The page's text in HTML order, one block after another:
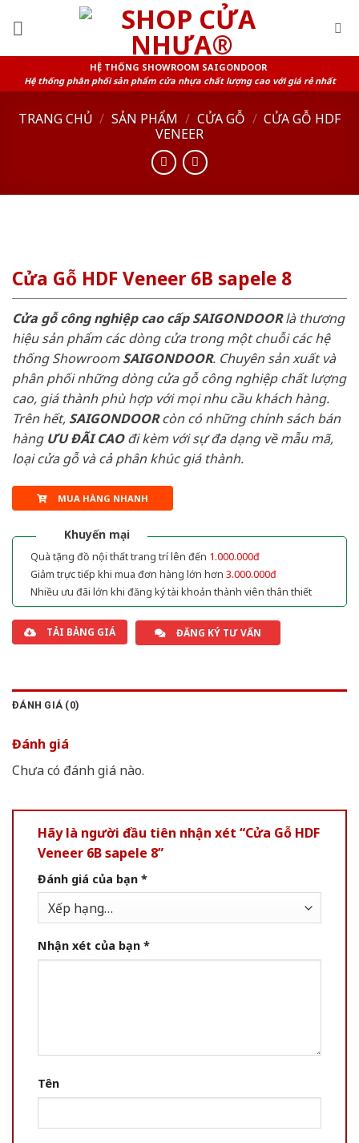
HỆ THỐNG SHOWROOM SAIGONDOOR
Hệ thống phân phối sản phẩm cửa nhựa chất lượng cao với giá rẻ nhất
TRANG CHỦ / SẢN PHẨM / CỬA GỖ / CỬA GỖ HDF
VENEER
Cửa Gỗ HDF Veneer 6B sapele 8
Cửa gỗ công nghiệp cao cấp SAIGONDOORlà thương
hiệu sản phẩm các dòng cửa trong một chuỗi các hệ
thống ShowroomSAIGONDOOR. Chuyên sản xuất và
phân phối những dòng cửa gỗ công nghiệp chất lượng
cao, giá thành phù hợp với mọi nhu cầu khách hàng.
Trên hết, SAIGONDOORcòn có những chính sách bán
hàng ƯU ĐÃI CAOđi kèm với sự đa dạng về mẫu mã,
loại cửa gỗ và cả phân khúc giá thành.
MUA HÀNG NHANH
Khuyến mại
Quà tặng đồ nội thất trang trí lên đến 1.000.000đ
Giảm trực tiếp khi mua đơn hàng lớn hơn 3.000.000đ
Nhiều ưu đãi lớn khi đăng ký tài khoản thành viên thân thiết
TẢI BẢNG GIÁ ĐĂNG KÝ TƯ VẤN
ĐÁNH GIÁ (0)
Đánh giá
Chưa có đánh giá nào.
Hãy là người đầu tiên nhận xét “Cửa Gỗ HDF
Veneer 6B sapele 8”
Đánh giá của bạn *
Nhận xét của bạn *
Tên